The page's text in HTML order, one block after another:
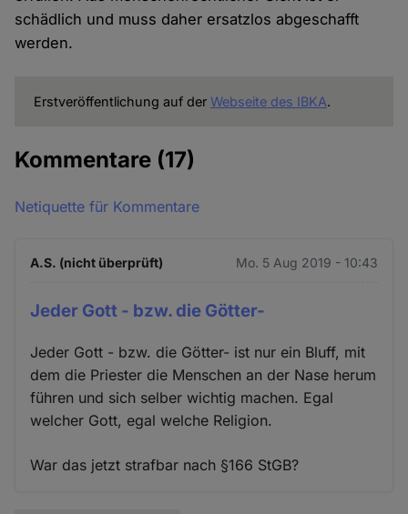
schädlich und muss daher ersatzlos abgeschafft
werden.
Erstveröffentlichung auf der Webseite des IBKA.
Kommentare (17)
Netiquette für Kommentare
A.S. (nicht überprüft) Mo. 5 Aug 2019 - 10:43
Jeder Gott - bzw. die Götter-
Jeder Gott - bzw. die Götter- ist nur ein Bluff, mit
dem die Priester die Menschen an der Nase herum
führen und sich selber wichtig machen. Egal
welcher Gott, egal welche Religion.
War das jetzt strafbar nach §166 StGB?